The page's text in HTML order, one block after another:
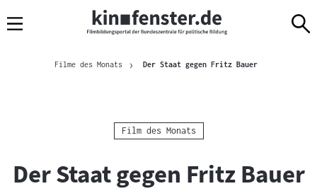
Navigation
zum
zur
Brotkrümelnavigation
Filme des Monats Der Staat gegen Fritz BauerAktuelle Seite
Kategorie:
Film des Monats
Der Staat gegen Fritz Bauer